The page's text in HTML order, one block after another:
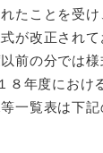
たことを受
が改正され
前の分では様
８年度におけ
一覧表は下記